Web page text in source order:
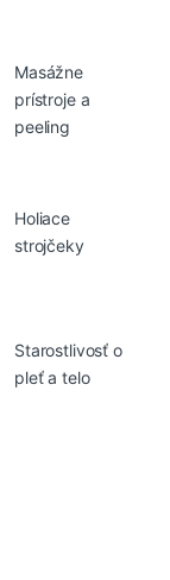
Masážne
prístroje a
peeling
Holiace
strojčeky
Starostlivosť o
pleť a telo